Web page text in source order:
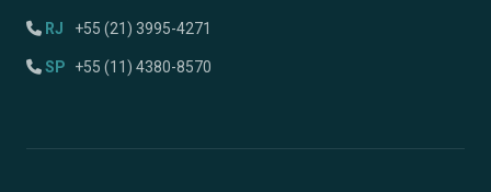
RJ +55 (21) 3995-4271
SP +55 (11) 4380-8570